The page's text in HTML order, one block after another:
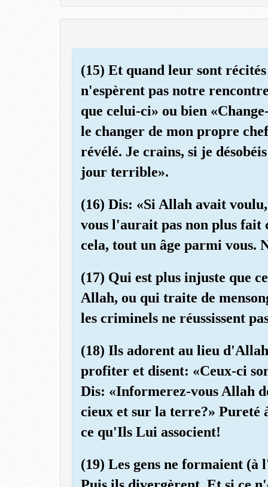
(15) Et quand leur sont
n'espèrent pas notre
que celui-ci» ou bien
le changer de mon propre
révélé. Je crains, si je
jour terrible».
(16) Dis: «Si Allah avait
vous l'aurait pas non plus fait
cela, tout un âge parmi vous.
(17) Qui est plus injuste que
Allah, ou qui traite de
les criminels ne réussissent
(18) Ils adorent au lieu
profiter et disent: «Ceux-ci
Dis: «Informerez-vous Allah
cieux et sur la terre?» Pureté
ce qu'Ils Lui associent!
(19) Les gens ne formaient